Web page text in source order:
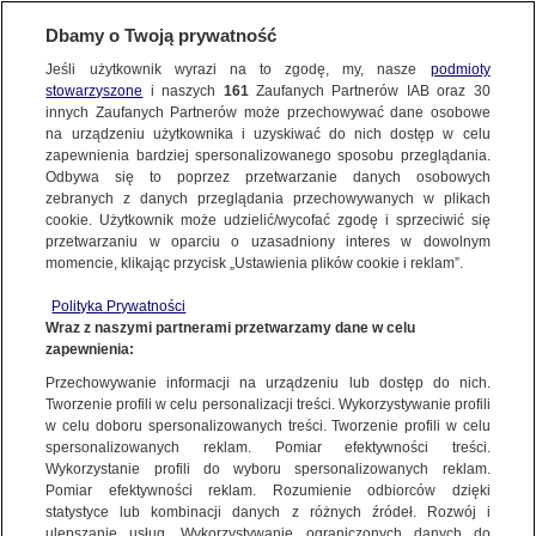
FAKTY | ZOBACZ FAKTY
Rodzice wcześniaków czują się pokrzywdzeni przez przepisy. "Wszyscy
musimy uzbroić się w cierpliwość"
NAJNOWSZE
ZOBACZ FAKTY
FAKTY PO FAKTACH
FAKTY O ŚWIECIE
WIĘCEJ
KANAŁY
Dzień dobry!
Jedno konto do wszystkich usług
Dbamy o Twoją prywatność
Jeśli użytkownik wyrazi na to zgodę, my, nasze podmioty
stowarzyszone i naszych 161Zaufanych Partnerów IAB oraz 30
innych Zaufanych Partnerów może przechowywać dane osobowe
na urządzeniu użytkownika i uzyskiwać do nich dostęp w celu
zapewnienia bardziej spersonalizowanego sposobu przeglądania.
Odbywa się to poprzez przetwarzanie danych osobowych
zebranych z danych przeglądania przechowywanych w plikach
cookie. Użytkownik może udzielić/wycofać zgodę i sprzeciwić się
przetwarzaniu w oparciu o uzasadniony interes w dowolnym
momencie, klikając przycisk „Ustawienia plików cookie i reklam”.
Polityka Prywatności
Wraz z naszymi partnerami przetwarzamy dane w celu
zapewnienia:
Przechowywanie informacji na urządzeniu lub dostęp do nich.
Tworzenie profili w celu personalizacji treści. Wykorzystywanie profili
w celu doboru spersonalizowanych treści. Tworzenie profili w celu
spersonalizowanych reklam. Pomiar efektywności treści.
Wykorzystanie profili do wyboru spersonalizowanych reklam.
Pomiar efektywności reklam. Rozumienie odbiorców dzięki
statystyce lub kombinacji danych z różnych źródeł. Rozwój i